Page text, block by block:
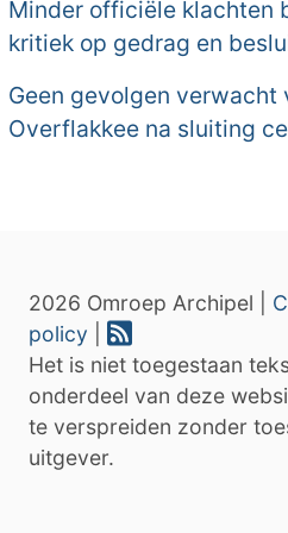
Minder officiële klachten
kritiek op gedrag en
Geen gevolgen verwacht
Overflakkee na sluiting
2026 Omroep Archipel |
policy
Het is niet toegestaan
onderdeel van deze
te verspreiden zonder
uitgever.